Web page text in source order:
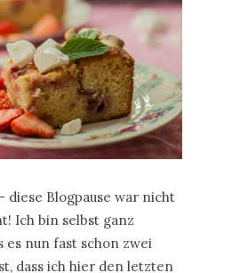
diese Blogpause war nicht
Ich bin selbst ganz
es nun fast schon zwei
dass ich hier den letzten